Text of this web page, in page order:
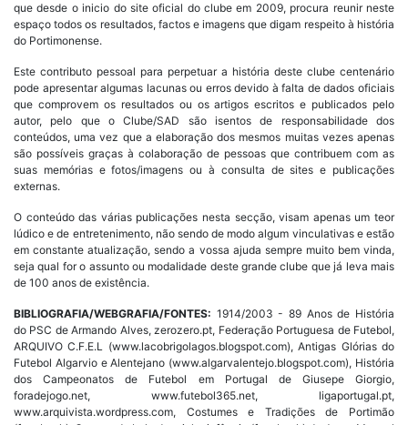
que desde o inicio do site oficial do clube em 2009, procura reunir neste
espaço todos os resultados, factos e imagens que digam respeito à história
do Portimonense.
Este contributo pessoal para perpetuar a história deste clube centenário
pode apresentar algumas lacunas ou erros devido à falta de dados oficiais
que comprovem os resultados ou os artigos escritos e publicados pelo
autor, pelo que o Clube/SAD são isentos de responsabilidade dos
conteúdos, uma vez que a elaboração dos mesmos muitas vezes apenas
são possíveis graças à colaboração de pessoas que contribuem com as
suas memórias e fotos/imagens ou à consulta de sites e publicações
externas.
O conteúdo das várias publicações nesta secção, visam apenas um teor
lúdico e de entretenimento, não sendo de modo algum vinculativas e estão
em constante atualização, sendo a vossa ajuda sempre muito bem vinda,
seja qual for o assunto ou modalidade deste grande clube que já leva mais
de 100 anos de existência.
BIBLIOGRAFIA/WEBGRAFIA/FONTES: 1914/2003 - 89 Anos de História
do PSC de Armando Alves, zerozero.pt, Federação Portuguesa de Futebol,
ARQUIVO C.F.E.L (www.lacobrigolagos.blogspot.com), Antigas Glórias do
Futebol Algarvio e Alentejano (www.algarvalentejo.blogspot.com), História
dos Campeonatos de Futebol em Portugal de Giusepe Giorgio,
foradejogo.net, www.futebol365.net, ligaportugal.pt,
www.arquivista.wordpress.com, Costumes e Tradições de Portimão